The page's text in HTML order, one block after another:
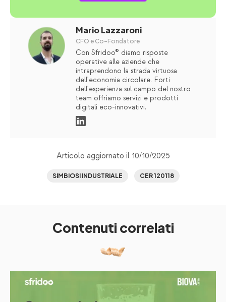
Mario Lazzaroni
CFO e Co-Fondatore
Con Sfridoo® diamo risposte
operative alle aziende che
intraprendono la strada virtuosa
dell'economia circolare. Forti
dell'esperienza sul campo del nostro
team offriamo servizi e prodotti
digitali eco-innovativi.
Articolo aggiornato il 10/10/2025
SIMBIOSI INDUSTRIALE CER 120118
Contenuti correlati